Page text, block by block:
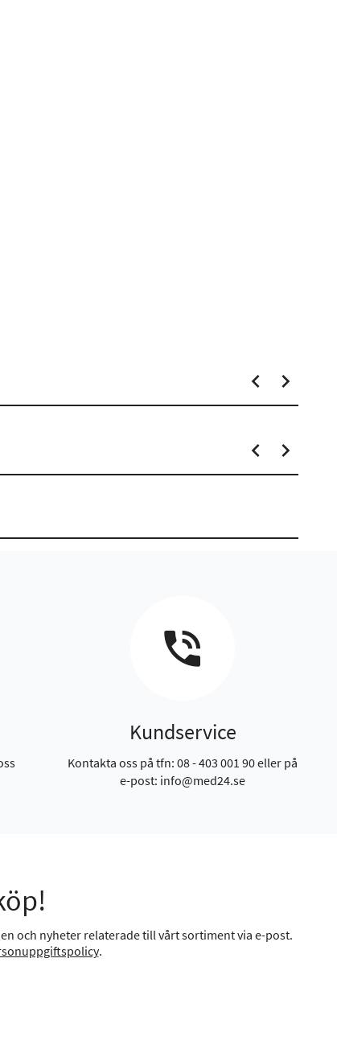
Kundservice
Kontakta oss på tfn: 08 - 403 001 90 eller på
e-post: info@med24.se
och nyheter relaterade till vårt sortiment via e-post.
.